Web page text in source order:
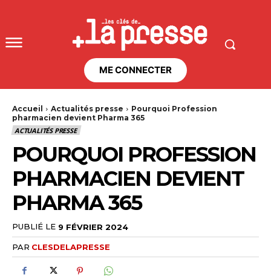
ME CONNECTER
Accueil Actualités presse
Pourquoi Profession
pharmacien devient Pharma 365
ACTUALITÉS PRESSE
POURQUOI PROFESSION
PHARMACIEN DEVIENT
PHARMA 365
PUBLIÉ LE 9 FÉVRIER 2024
PAR CLESDELAPRESSE